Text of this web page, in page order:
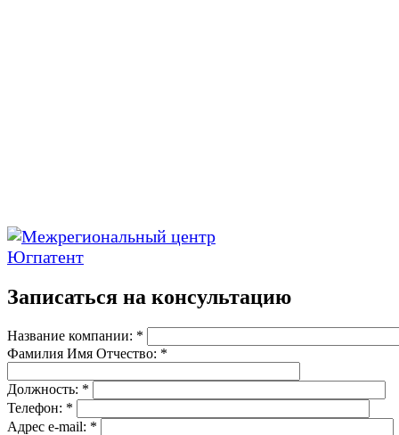
Записаться на консультацию
Название компании: *
Фамилия Имя Отчество: *
Должность: *
Телефон: *
Адрес e-mail: *